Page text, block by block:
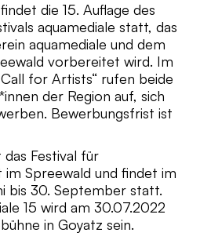
die 15. Auflage des
aquamediale statt, das
aquamediale und dem
vorbereitet wird. Im
for Artists“ rufen beide
der Region auf, sich
Bewerbungsfrist ist
das Festival für
im Spreewald und findet im
bis 30. September statt.
15 wird am 30.07.2022
in Goyatz sein.